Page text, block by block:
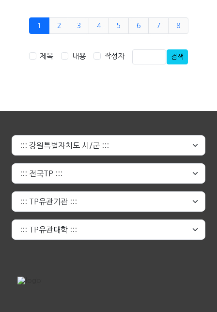
1 2 3 4 5 6 7 8
제목 내용 작성자 검색